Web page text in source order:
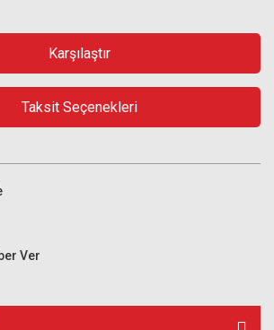
Karşılaştır
Taksit Seçenekleri
Ver